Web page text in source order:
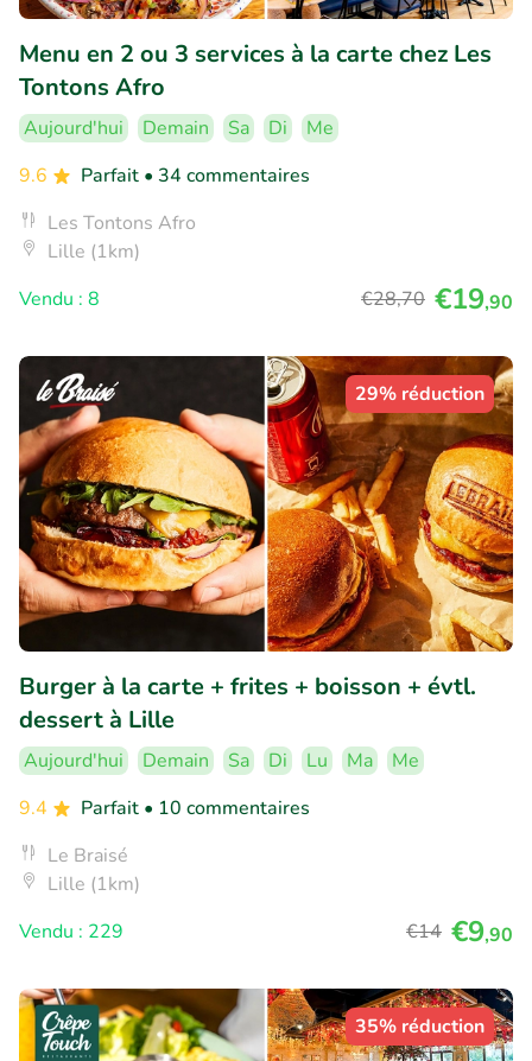
Menu en 2 ou 3 services à la carte chez Les
Tontons Afro
Aujourd'hui Demain Sa Di
Me
9.6
Parfait • 34 commentaires
Les Tontons Afro
Lille (1km)
Vendu : 8
€28,70 €19,90
29% réduction
Burger à la carte + frites + boisson + évtl.
dessert à Lille
Aujourd'hui Demain Sa Di Lu Ma
Me
9.4
Parfait • 10 commentaires
Le Braisé
Lille (1km)
Vendu : 229
€14 €9,90
35% réduction